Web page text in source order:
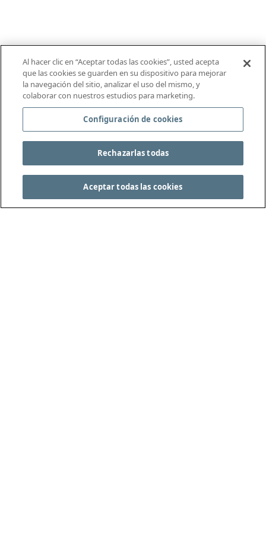
Al hacer clic en “Aceptar todas las cookies”, usted acepta
que las cookies se guarden en su dispositivo para mejorar
la navegación del sitio, analizar el uso del mismo, y
colaborar con nuestros estudios para marketing.
Configuración de cookies
Rechazarlas todas
Aceptar todas las cookies